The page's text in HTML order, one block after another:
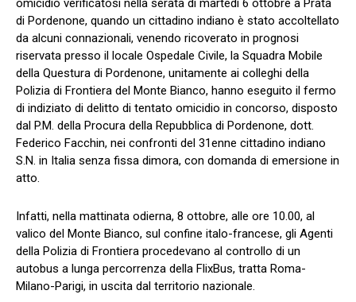
omicidio verificatosi nella serata di martedì 6 ottobre a Prata
di Pordenone, quando un cittadino indiano è stato accoltellato
da alcuni connazionali, venendo ricoverato in prognosi
riservata presso il locale Ospedale Civile, la Squadra Mobile
della Questura di Pordenone, unitamente ai colleghi della
Polizia di Frontiera del Monte Bianco, hanno eseguito il fermo
di indiziato di delitto di tentato omicidio in concorso, disposto
dal P.M. della Procura della Repubblica di Pordenone, dott.
Federico Facchin, nei confronti del 31enne cittadino indiano
S.N. in Italia senza fissa dimora, con domanda di emersione in
atto.
Infatti, nella mattinata odierna, 8 ottobre, alle ore 10.00, al
valico del Monte Bianco, sul confine italo-francese, gli Agenti
della Polizia di Frontiera procedevano al controllo di un
autobus a lunga percorrenza della FlixBus, tratta Roma-
Milano-Parigi, in uscita dal territorio nazionale.